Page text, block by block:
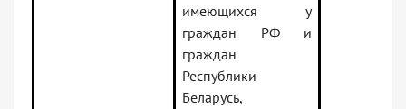
имеющихся у
граждан РФ и
граждан
Республики
Беларусь,